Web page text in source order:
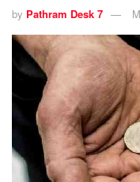
by Pathram Desk 7